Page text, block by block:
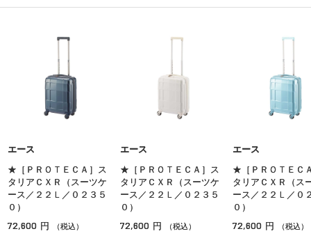
エース
★［ＰＲＯＴＥＣＡ］ス
タリアＣＸＲ（スーツケ
ース／２２Ｌ／０２３５
０）
72,600 円 （税込）
エース
★［ＰＲＯＴＥＣＡ］ス
タリアＣＸＲ（スーツケ
ース／２２Ｌ／０２３５
０）
72,600 円 （税込）
エース
★［ＰＲＯＴＥＣ
タリアＣＸＲ（ス
ース／２２Ｌ／０
０）
72,600 円 （税込）